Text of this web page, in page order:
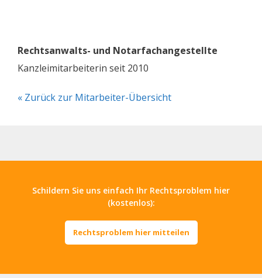
Rechtsanwalts- und Notarfachangestellte
Kanzleimitarbeiterin seit 2010
« Zurück zur Mitarbeiter-Übersicht
Schildern Sie uns einfach Ihr Rechtsproblem hier
(kostenlos):
Rechtsproblem hier mitteilen